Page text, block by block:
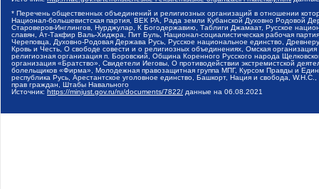
* Перечень общественных объединений и религиозных организаций в отношении
Национал-большевистская партия, ВЕК РА, Рада земли Кубанской Духовно Родовой
Староверов-Инглингов, Нурджулар, К Богодержавию, Таблиги Джамаат, Русское
славян, Ат-Такфир Валь-Хиджра, Пит Буль, Национал-социалистическая рабочая
Череповца, Духовно-Родовая Держава Русь, Русское национальное единство,
Кровь и Честь, О свободе совести и о религиозных объединениях, Омская
религиозная организация п. Боровский, Община Коренного Русского народа
организация «Братство», Свидетели Иеговы, О противодействии экстремистской
болельщиков «Фирма», Молодежная правозащитная группа МПГ, Курсом Правды и
республика Русь, Арестантское уголовное единство, Башкорт, Нация и свобода,
прав граждан, Штабы Навального
Источник: https://minjust.gov.ru/ru/documents/7822/ данные на 06.08.2021